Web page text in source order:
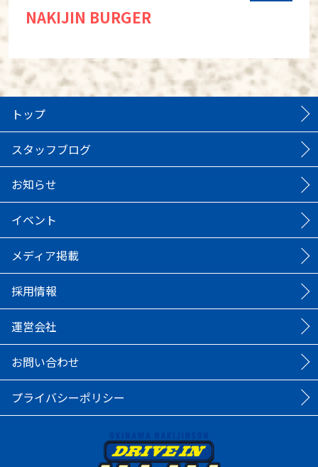
NAKIJIN BURGER
トップ
スタッフブログ
お知らせ
イベント
メディア掲載
採用情報
運営会社
お問い合わせ
プライバシーポリシー